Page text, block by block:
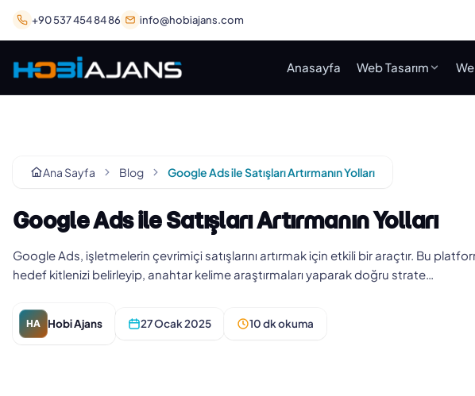
+90 537 454 84 86 info@hobiajans.com
Anasayfa Web Tasarım
Ana Sayfa Blog Google Ads ile Satışları Artırmanın Yolları
Google Ads ile Satışları Artırmanın Yolları
Google Ads, işletmelerin çevrimiçi satışlarını artırmak için etkili bir araçtır. Bu
hedef kitlenizi belirleyip, anahtar kelime araştırmaları yaparak doğru strate…
HA Hobi Ajans 27 Ocak 2025 10 dk okuma